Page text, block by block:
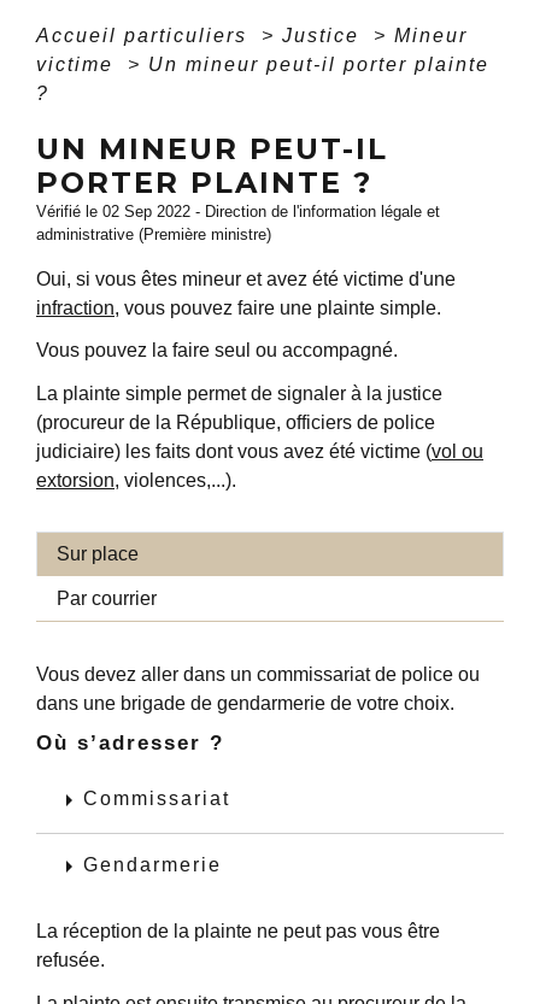
Accueil particuliers > Justice > Mineur
victime
> Un mineur peut-il porter plainte
?
UN MINEUR PEUT-IL
PORTER PLAINTE ?
Vérifié le 02 Sep 2022 - Direction de l'information légale et
administrative (Première ministre)
Oui, si vous êtes mineur et avez été victime d'une
infraction, vous pouvez faire une plainte simple.
Vous pouvez la faire seul ou accompagné.
La plainte simple permet de signaler à la justice
(procureur de la République, officiers de police
judiciaire) les faits dont vous avez été victime (vol ou
extorsion, violences,...).
Sur place
Par courrier
Vous devez aller dans un commissariat de police ou
dans une brigade de gendarmerie de votre choix.
Où s’adresser ?
arrow_right Commissariat
arrow_right Gendarmerie
La réception de la plainte ne peut pas vous être
refusée.